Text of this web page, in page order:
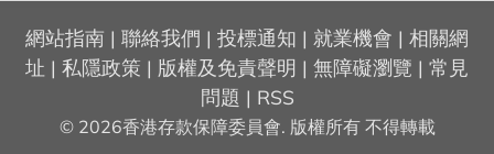
網站指南 | 聯絡我們 | 投標通知 | 就業機會 | 相關網
址 | 私隱政策 | 版權及免責聲明 | 無障礙瀏覽 | 常見
問題 | RSS
© 2026香港存款保障委員會. 版權所有 不得轉載